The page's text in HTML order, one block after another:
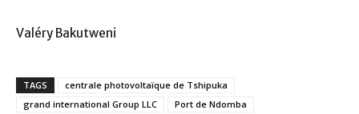
Valéry Bakutweni
TAGS
centrale photovoltaïque de Tshipuka
grand international Group LLC
Port de Ndomba